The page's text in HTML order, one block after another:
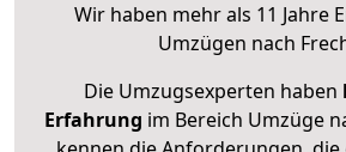
Wir haben mehr als 11 Jahre
Umzügen nach
Die Umzugsexperten haben
Erfahrung im Bereich Umzüge